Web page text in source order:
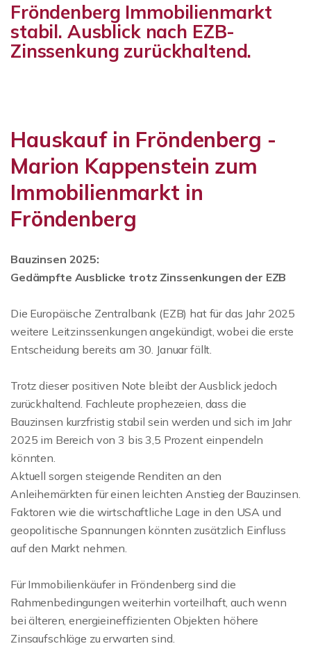
Fröndenberg Immobilienmarkt
stabil. Ausblick nach EZB-
Zinssenkung zurückhaltend.
Hauskauf in Fröndenberg -
Marion Kappenstein zum
Immobilienmarkt in
Fröndenberg
Bauzinsen 2025:
Gedämpfte Ausblicke trotz Zinssenkungen der EZB
Die Europäische Zentralbank (EZB) hat für das Jahr 2025
weitere Leitzinssenkungen angekündigt, wobei die erste
Entscheidung bereits am 30. Januar fällt.
Trotz dieser positiven Note bleibt der Ausblick jedoch
zurückhaltend. Fachleute prophezeien, dass die
Bauzinsen kurzfristig stabil sein werden und sich im Jahr
2025 im Bereich von 3 bis 3,5 Prozent einpendeln
könnten.
Aktuell sorgen steigende Renditen an den
Anleihemärkten für einen leichten Anstieg der Bauzinsen.
Faktoren wie die wirtschaftliche Lage in den USA und
geopolitische Spannungen könnten zusätzlich Einfluss
auf den Markt nehmen.
Für Immobilienkäufer in Fröndenberg sind die
Rahmenbedingungen weiterhin vorteilhaft, auch wenn
bei älteren, energieineffizienten Objekten höhere
Zinsaufschläge zu erwarten sind.